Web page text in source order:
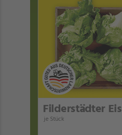
Filderstädter
je Stück